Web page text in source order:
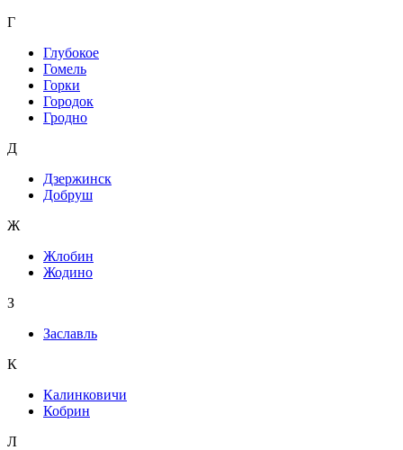
Г
Глубокое
Гомель
Горки
Городок
Гродно
Д
Дзержинск
Добруш
Ж
Жлобин
Жодино
З
Заславль
К
Калинковичи
Кобрин
Л